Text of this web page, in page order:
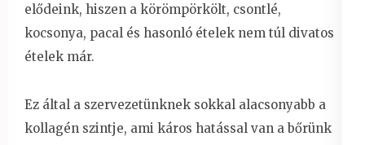
elődeink, hiszen a körömpörkölt, csontlé,
kocsonya, pacal és hasonló ételek nem túl divatos
ételek már.
Ez által a szervezetünknek sokkal alacsonyabb a
kollagén szintje, ami káros hatással van a bőrünk